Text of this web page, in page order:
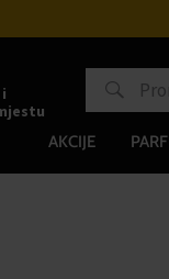
AKCIJE